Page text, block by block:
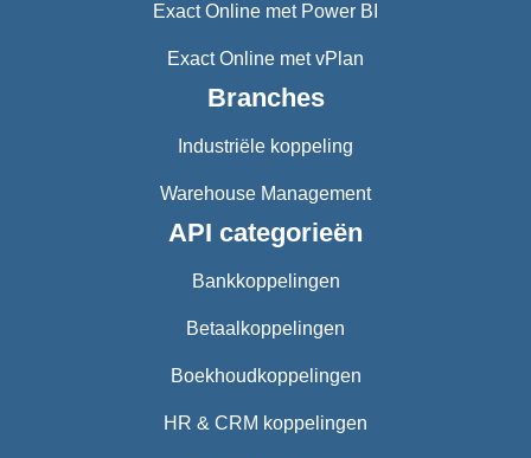
Exact Online met Power BI
Exact Online met vPlan
Branches
Industriële koppeling
Warehouse Management
API categorieën
Bankkoppelingen
Betaalkoppelingen
Boekhoudkoppelingen
HR & CRM koppelingen